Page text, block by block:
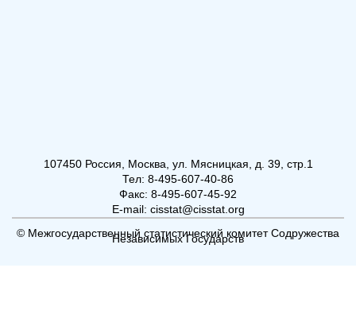
107450 Россия, Москва, ул. Мясницкая, д. 39, стр.1
Тел: 8-495-607-40-86
Факс: 8-495-607-45-92
E-mail: cisstat@cisstat.org
© Межгосударственный статистический комитет Содружества
Независимых Государств